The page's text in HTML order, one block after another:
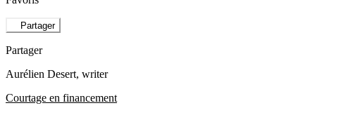
Partager
Partager
Aurélien Desert, writer
Courtage en financement